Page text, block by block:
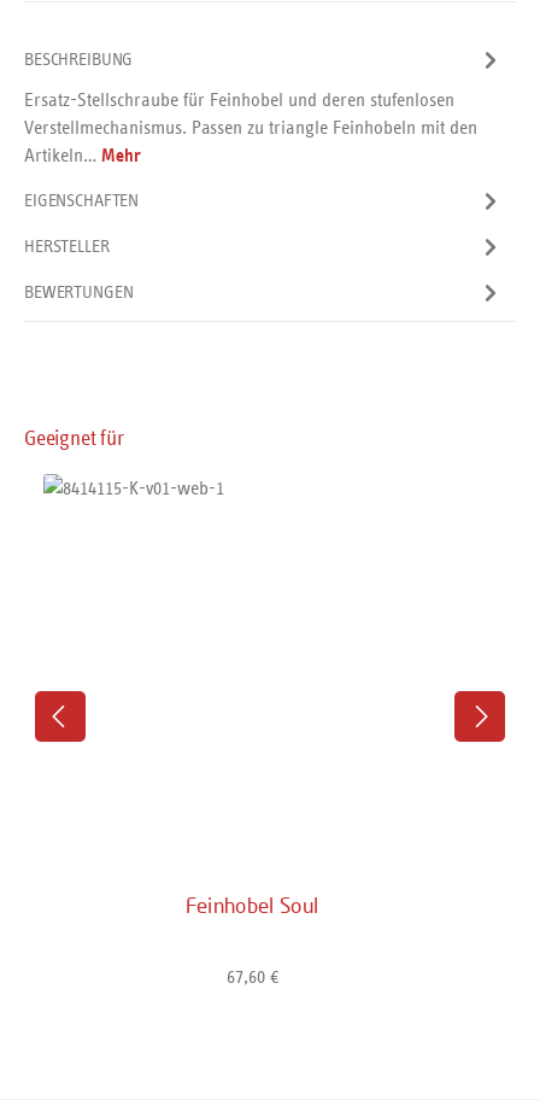
BESCHREIBUNG
Ersatz-Stellschraube für Feinhobel und deren stufenlosen
Verstellmechanismus. Passen zu triangle Feinhobeln mit den
Artikeln… Mehr
EIGENSCHAFTEN
HERSTELLER
BEWERTUNGEN
Produktgalerie überspringen
Geeignet für
Feinhobel Soul
Regulärer Preis:
67,60 €